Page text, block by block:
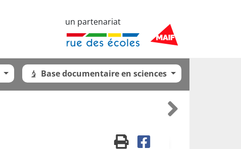
un partenariat
Base documentaire en sciences